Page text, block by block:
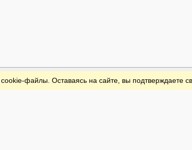
файлы. Оставаясь на сайте, вы подтверждаете